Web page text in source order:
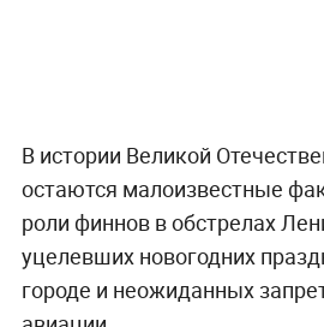
В истории Великой
остаются малоизвестные
роли финнов в обстрелах
уцелевших новогодних
городе и неожиданных